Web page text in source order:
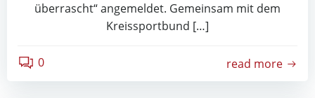
überrascht“ angemeldet. Gemeinsam mit dem
Kreissportbund […]
0 read more